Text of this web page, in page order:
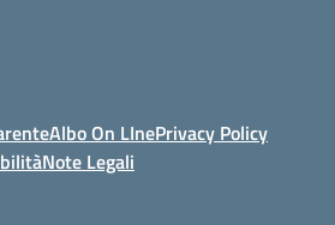
Albo On LInePrivacy Policy
Note Legali